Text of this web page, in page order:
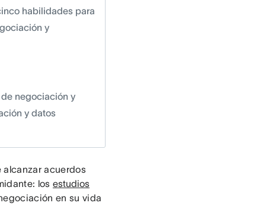
habilidades para
y
negociación y
y datos
alcanzar acuerdos
los estudios
en su vida